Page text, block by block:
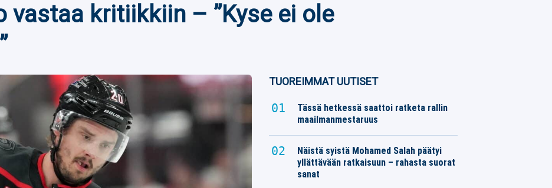
vastaa kritiikkiin – ”Kyse ei ole
TUOREIMMAT UUTISET
Tässä hetkessä saattoi ratketa rallin
maailmanmestaruus
Näistä syistä Mohamed Salah päätyi
yllättävään ratkaisuun – rahasta suorat
sanat